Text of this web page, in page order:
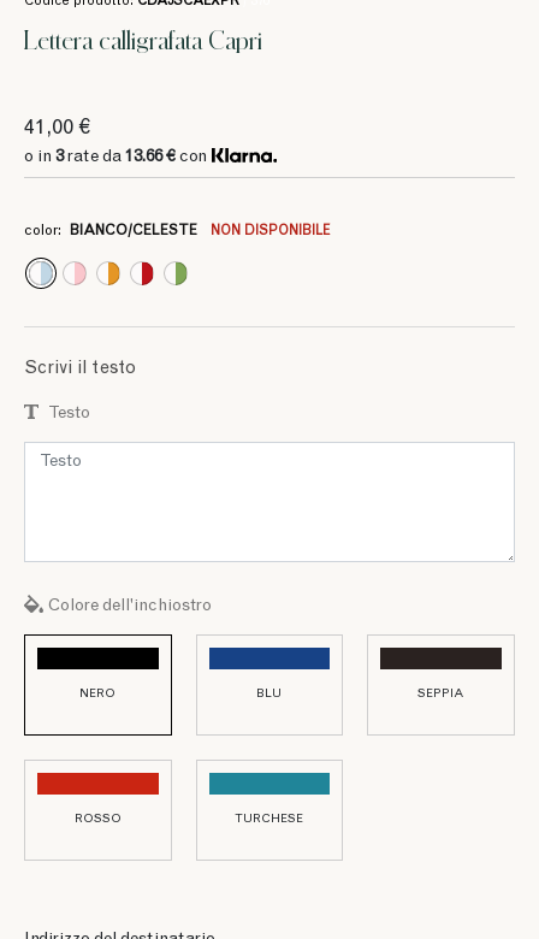
Lettera calligrafata Capri
41,00 €
o in 3rate da 13.66 € con
color: BIANCO/CELESTE NON DISPONIBILE
Scrivi il testo
Testo
Colore dell'inchiostro
NERO BLU SEPPIA
ROSSO TURCHESE